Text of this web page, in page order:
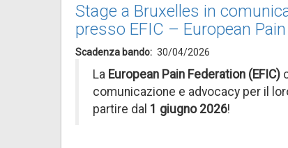
Stage a Bruxelles in
presso EFIC – European
Scadenza bando 30/04/2026
La European Pain Federation (EFIC)
comunicazione e advocacy per il
partire dal 1 giugno 2026!